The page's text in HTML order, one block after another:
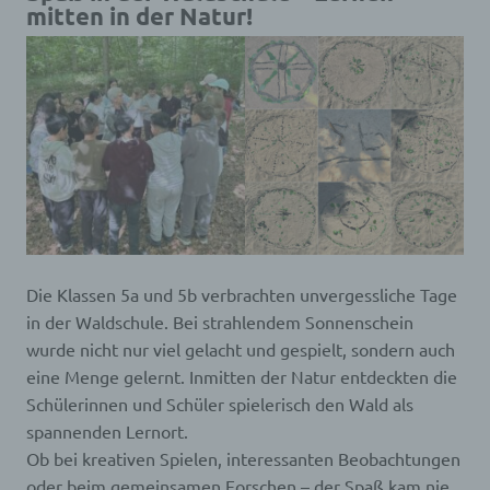
mitten in der Natur!
Die Klassen 5a und 5b verbrachten unvergessliche Tage
in der Waldschule. Bei strahlendem Sonnenschein
wurde nicht nur viel gelacht und gespielt, sondern auch
eine Menge gelernt. Inmitten der Natur entdeckten die
Schülerinnen und Schüler spielerisch den Wald als
spannenden Lernort.
Ob bei kreativen Spielen, interessanten Beobachtungen
oder beim gemeinsamen Forschen – der Spaß kam nie
wp-settings-time-
akm_mobile
Verwaltungsbereich
von WordPress
verwendet und gelten
für andere
Seitenbesucher nicht.
Session
ab
wird für A/B-Tests von
neuen Funktionen
verwendet.
Session
akm_mobile
speichert, ob der
Besucher die
Mobilversion einer
Website angezeigt
1 Tag
Cookies von DSGVO AIO for WordPress
Name
Zweck
dsgvoaio
Dieser LocalStorage
Key / Wert speichert
welchen Diensten der
variabel
Dieser LocalStorage